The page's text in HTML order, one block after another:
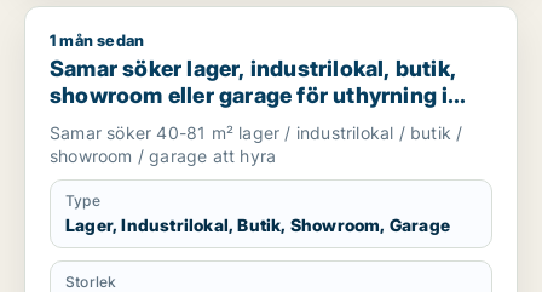
Samar söker lager, industrilokal, butik, showroom eller
1 mån sedan
Samar söker lager, industrilokal, butik,
showroom eller garage för uthyrning i
Upplands Väsby, Järfälla eller Täby m.fl.
Samar söker 40-81 m² lager / industrilokal / butik /
showroom / garage att hyra
Type
Lager, Industrilokal, Butik, Showroom, Garage
Storlek